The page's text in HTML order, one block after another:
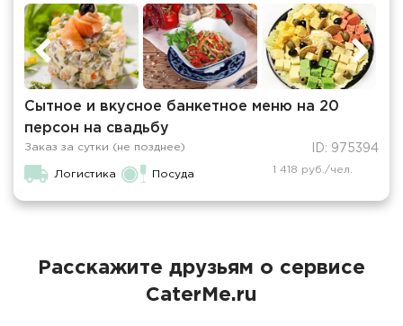
Сытное и вкусное банкетное меню на 20
персон на свадьбу
Заказ за сутки (не позднее) ID: 975394
Логистика Посуда 1 418 руб./чел.
Расскажите друзьям о сервисе
CaterMe.ru